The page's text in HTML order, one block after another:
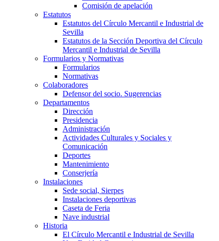
Comisión de apelación
Estatutos
Estatutos del Círculo Mercantil e Industrial de
Sevilla
Estatutos de la Sección Deportiva del Círculo
Mercantil e Industrial de Sevilla
Formularios y Normativas
Formularios
Normativas
Colaboradores
Defensor del socio. Sugerencias
Departamentos
Dirección
Presidencia
Administración
Actividades Culturales y Sociales y
Comunicación
Deportes
Mantenimiento
Conserjería
Instalaciones
Sede social, Sierpes
Instalaciones deportivas
Caseta de Feria
Nave industrial
Historia
El Círculo Mercantil e Industrial de Sevilla